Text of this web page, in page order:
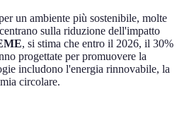
un ambiente più sostenibile, molte
sulla riduzione dell'impatto
, si stima che entro il 2026, il 30%
progettate per promuovere la
includono l'energia rinnovabile, la
circolare.